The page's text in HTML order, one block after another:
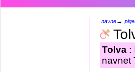
navne→
Tolva :
navnet